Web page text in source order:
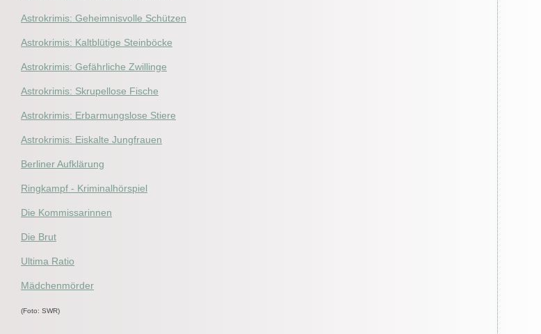
Astrokrimis: Geheimnisvolle Schützen
Astrokrimis: Kaltblütige Steinböcke
Astrokrimis: Gefährliche Zwillinge
Astrokrimis: Skrupellose Fische
Astrokrimis: Erbarmungslose Stiere
Astrokrimis: Eiskalte Jungfrauen
Berliner Aufklärung
Ringkampf - Kriminalhörspiel
Die Kommissarinnen
Die Brut
Ultima Ratio
Mädchenmörder
(Foto: SWR)